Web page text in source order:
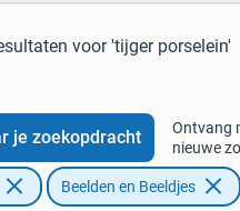
voor 'tijger porselein'
je zoekopdracht
Ontvang
nieuwe
Beelden en Beeldjes